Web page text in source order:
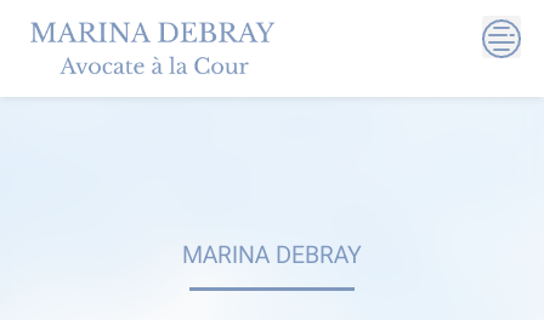
content
MARINA DEBRAY